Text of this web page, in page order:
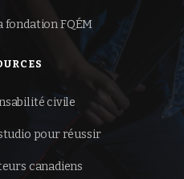
fondation FQÉM
civile
pour réussir
canadiens